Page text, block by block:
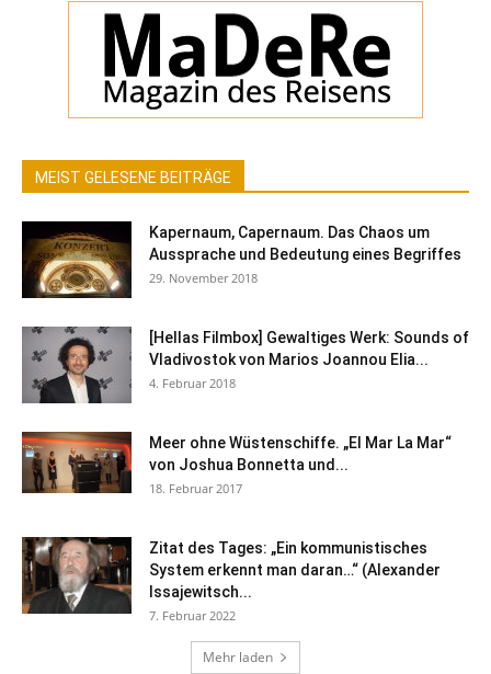
MEIST GELESENE BEITRÄGE
Kapernaum, Capernaum. Das Chaos um
Aussprache und Bedeutung eines Begriffes
29. November 2018
[Hellas Filmbox] Gewaltiges Werk: Sounds of
Vladivostok von Marios Joannou Elia...
4. Februar 2018
Meer ohne Wüstenschiffe. „El Mar La Mar“
von Joshua Bonnetta und...
18. Februar 2017
Zitat des Tages: „Ein kommunistisches
System erkennt man daran…“ (Alexander
Issajewitsch...
7. Februar 2022
Mehr laden